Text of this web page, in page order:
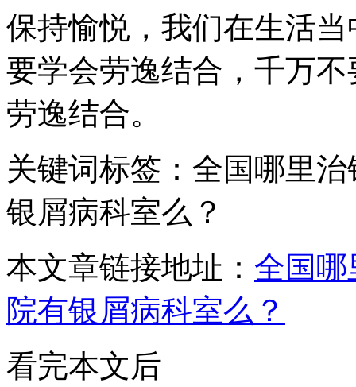
保持愉悦，我们在生活
要学会劳逸结合，千万
劳逸结合。
关键词标签：全国哪里
银屑病科室么？
本文章链接地址： 全国
院有银屑病科室么？
看完本文后